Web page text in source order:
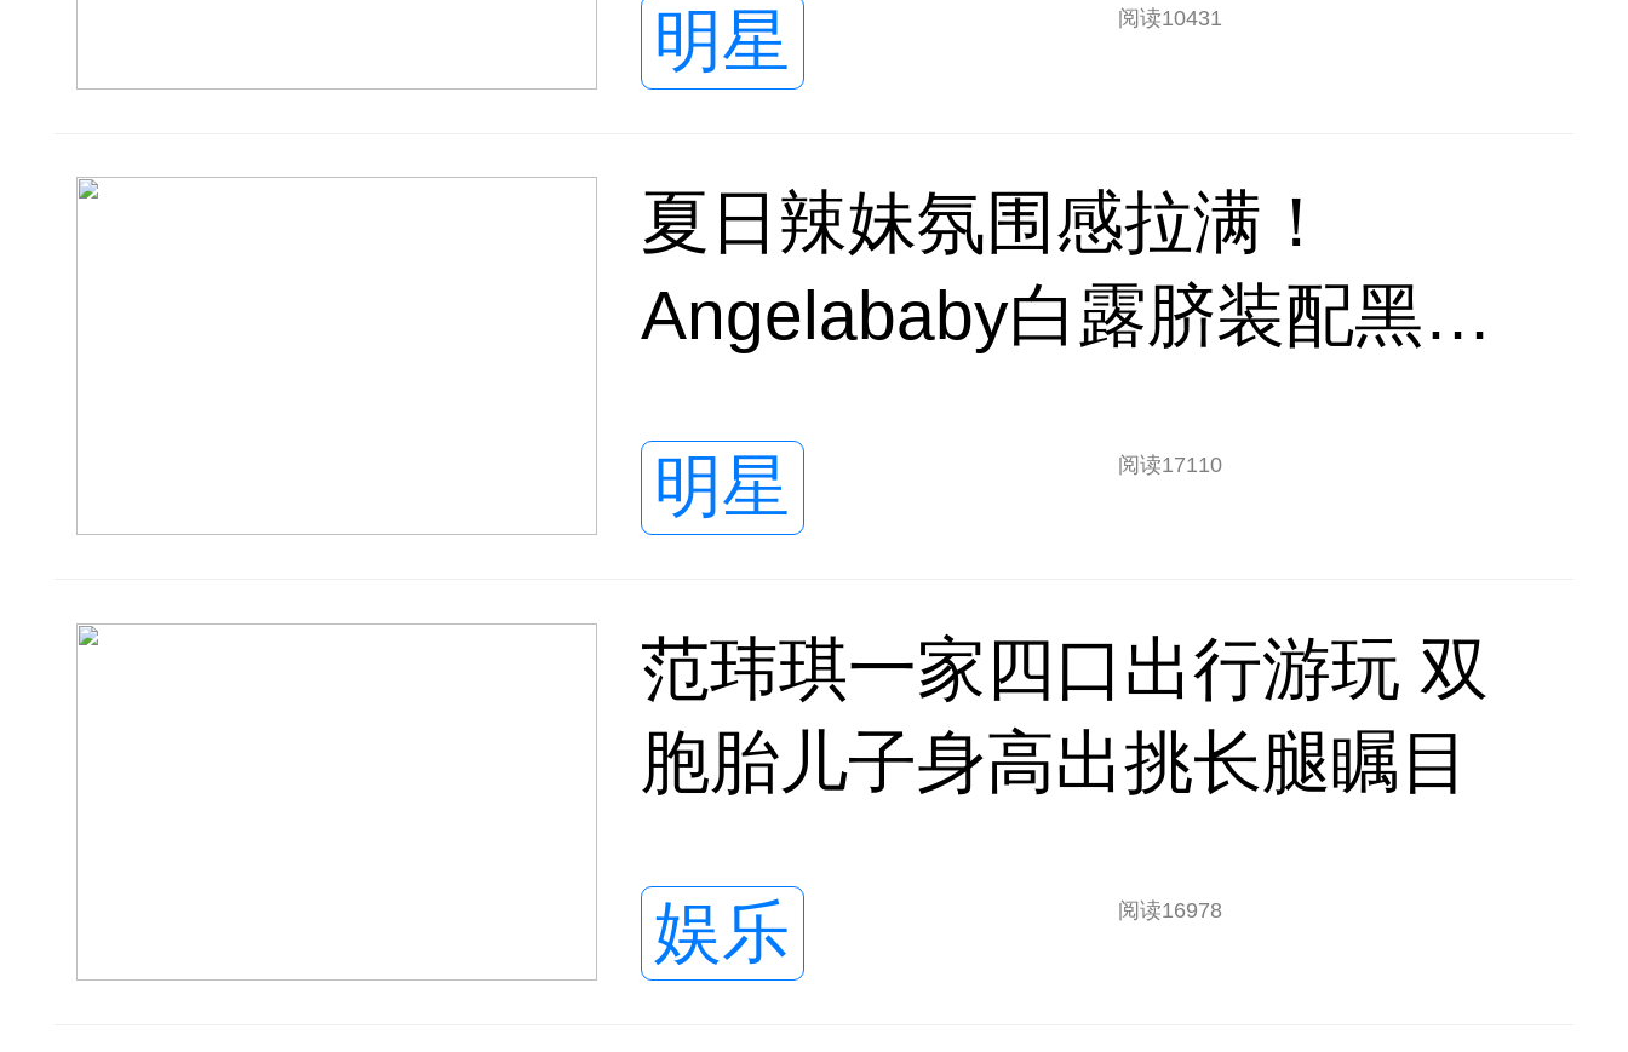
明星 阅读10431
夏日辣妹氛围感拉满！
Angelababy白露脐装配黑短
明星 阅读17110
范玮琪一家四口出行游玩 双
胞胎儿子身高出挑长腿瞩目
娱乐 阅读16978